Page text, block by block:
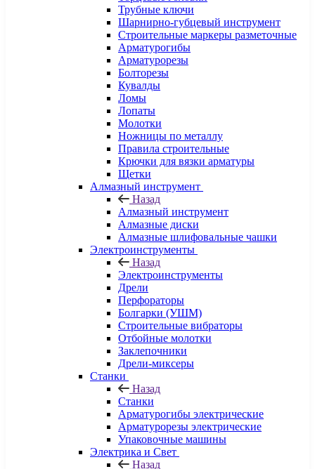
Трубные ключи
Шарнирно-губцевый инструмент
Строительные маркеры разметочные
Арматурогибы
Арматурорезы
Болторезы
Кувалды
Ломы
Лопаты
Молотки
Ножницы по металлу
Правила строительные
Крючки для вязки арматуры
Щетки
Алмазный инструмент
Назад
Алмазный инструмент
Алмазные диски
Алмазные шлифовальные чашки
Электроинструменты
Назад
Электроинструменты
Дрели
Перфораторы
Болгарки (УШМ)
Строительные вибраторы
Отбойные молотки
Заклепочники
Дрели-миксеры
Станки
Назад
Станки
Арматурогибы электрические
Арматурорезы электрические
Упаковочные машины
Электрика и Свет
Назад